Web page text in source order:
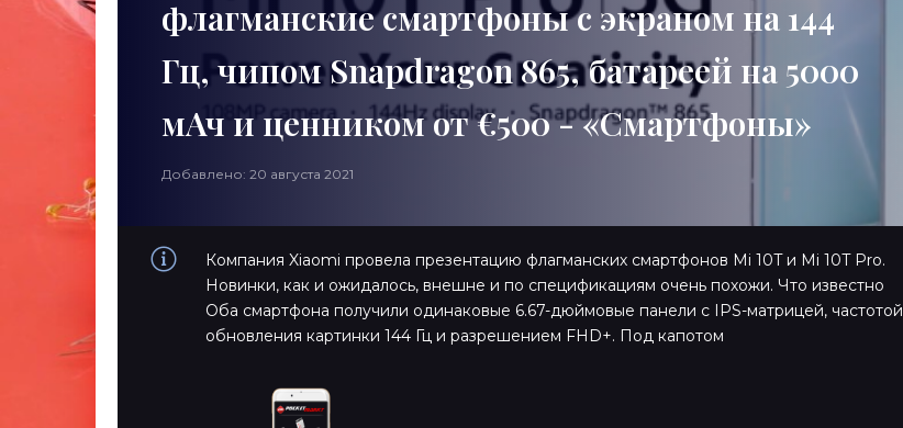
флагманские смартфоны с экраном на 144
Гц, чипом Snapdragon 865, батареей на 5000
мАч и ценником от €500 - «Смартфоны»
Добавлено: 20 августа 2021
Компания Xiaomi провела презентацию флагманских смартфонов Mi 10T и Mi 10T Pro.
Новинки, как и ожидалось, внешне и по спецификациям очень похожи. Что известно
Оба смартфона получили одинаковые 6.67-дюймовые панели с IPS-матрицей, частотой
обновления картинки 144 Гц и разрешением FHD+. Под капотом